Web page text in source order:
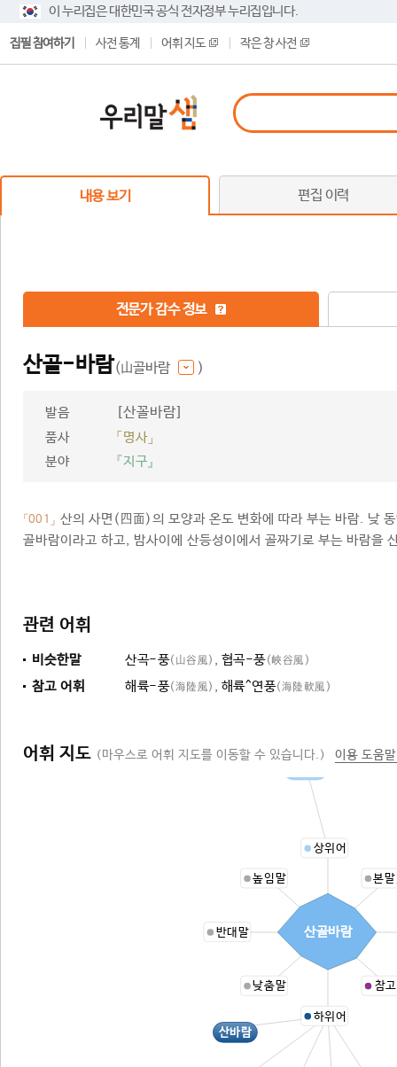
이 누리집은 대한민국 공식 전자정부 누리집입니다.
집필 참여하기 사전 통계 어휘 지도 작은 창 사전
내용 보기 편집 이력
전문가 감수 정보
산골-바람(山골바람 )
발음 [산꼴바람]
품사
「명사」
분야
『지구』
「001」 산의 사면(四面)의 모양과 온도 변화에 따라 부는 바람. 낮
골바람이라고 하고, 밤사이에 산등성이에서 골짜기로 부는 바람을
관련 어휘
비슷한말 산곡-풍(山谷風) , 협곡-풍(峽谷風)
참고 어휘 해륙-풍(海陸風) , 해륙^연풍(海陸軟風)
어휘 지도 (마우스로 어휘 지도를 이동할 수 있습니다.) 이용 도움
상위어
본
참
산바람
하위어
낮춤말
반대말
높임말
산골바람